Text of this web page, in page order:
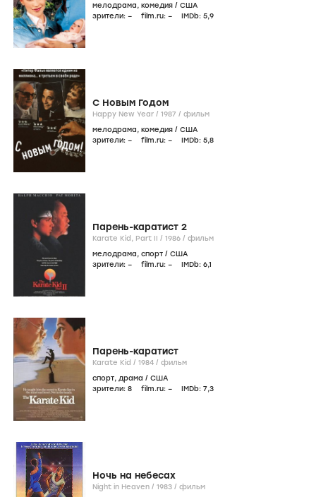
мелодрама, комедия / США
зрители: – film.ru: – IMDb: 5,9
С Новым Годом
Happy New Year / 1987 / фильм
мелодрама, комедия / США
зрители: – film.ru: – IMDb: 5,8
Парень-каратист 2
Karate Kid, Part II / 1986 / фильм
мелодрама, спорт / США
зрители: – film.ru: – IMDb: 6,1
Парень-каратист
Karate Kid / 1984 / фильм
спорт, драма / США
зрители: 8 film.ru: – IMDb: 7,3
Ночь на небесах
Night in Heaven / 1983 / фильм